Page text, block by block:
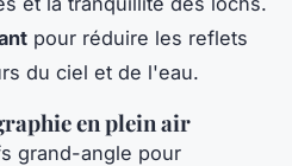
pour réduire les reflets
du ciel et de l'eau.
en plein air
grand-angle pour